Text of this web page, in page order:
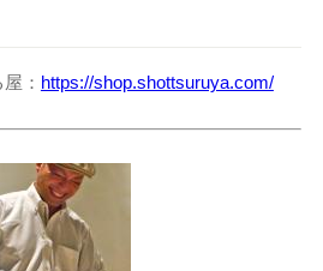
屋 https://shop.shottsuruya.com/